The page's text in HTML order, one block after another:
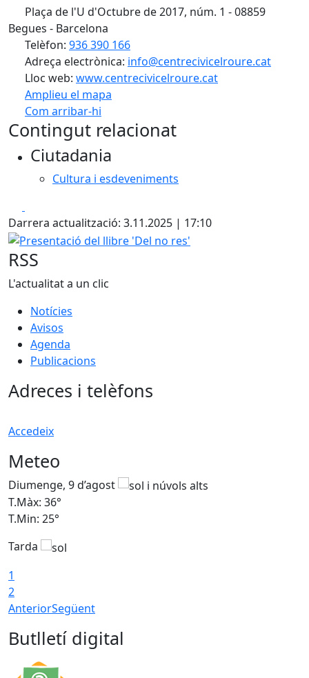
Plaça de l'U d'Octubre de 2017, núm. 1 - 08859
Begues - Barcelona
Telèfon: 936 390 166
Adreça electrònica: info@centrecivicelroure.cat
Lloc web: www.centrecivicelroure.cat
Amplieu el mapa
Com arribar-hi
+
−
Contingut relacionat
Ciutadania
Cultura i esdeveniments
Darrera actualització: 3.11.2025 | 17:10
Presentació del llibre 'Del no res'
RSS
L'actualitat a un clic
Notícies
Avisos
Agenda
Publicacions
Adreces i telèfons
Accedeix
Meteo
Diumenge, 9 d’agost
T.Màx: 36°
T.Min: 25°
Tarda
1
2
AnteriorSegüent
Butlletí digital